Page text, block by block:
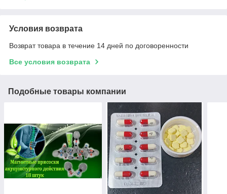
Условия возврата
Возврат товара в течение 14 дней по договоренности
Все условия возврата
Подобные товары компании